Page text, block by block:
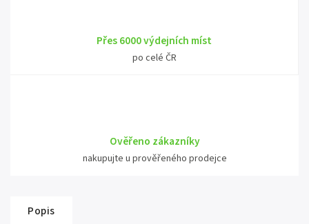
Přes 6000 výdejních míst
po celé ČR
Ověřeno zákazníky
nakupujte u prověřeného prodejce
Popis